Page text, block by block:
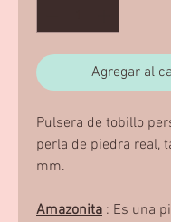
Agregar al
Pulsera de tobillo
perla de piedra real,
mm.
Amazonita : Es una